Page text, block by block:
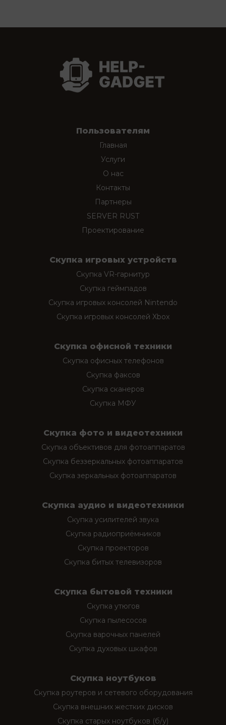
Пользователям
Главная
Услуги
О нас
Контакты
Партнеры
SERVER RUST
Проектирование
Скупка игровых устройств
Скупка VR-гарнитур
Скупка геймпадов
Скупка игровых консолей Nintendo
Скупка игровых консолей Xbox
Скупка офисной техники
Скупка офисных телефонов
Скупка факсов
Скупка сканеров
Скупка МФУ
Скупка фото и видеотехники
Скупка объективов для фотоаппаратов
Скупка беззеркальных фотоаппаратов
Скупка зеркальных фотоаппаратов
Скупка аудио и видеотехники
Скупка усилителей звука
Скупка радиоприёмников
Скупка проекторов
Скупка битых телевизоров
Скупка бытовой техники
Скупка утюгов
Скупка пылесосов
Скупка варочных панелей
Скупка духовых шкафов
Скупка ноутбуков
Скупка роутеров и сетевого оборудования
Скупка внешних жестких дисков
Скупка старых ноутбуков (б/у)